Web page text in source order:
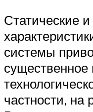
Статические
системы
существенное
частности, на